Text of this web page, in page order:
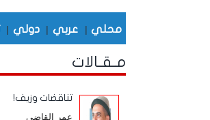
محلي | عربي | دولي |
مـقـالات
تناقضات وزيف!
عمر القاضي